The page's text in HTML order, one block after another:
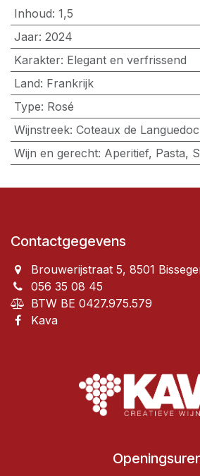
Inhoud: 1,5
Jaar: 2024
Karakter: Elegant en verfrissend
Land: Frankrijk
Type: Rosé
Wijnstreek: Coteaux de Languedoc
Wijn en gerecht: Aperitief, Pasta,
Contactgegevens
Brouwerijstraat 5, 8501
056 35 08 45
BTW BE 0427.975.579
Kava